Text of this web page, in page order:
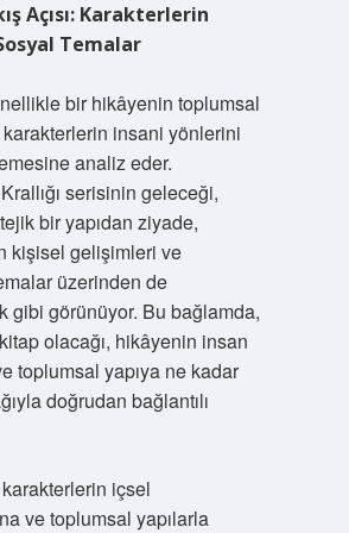
Açısı: Karakterlerin
Temalar
bir hikâyenin toplumsal
insani yönlerini
analiz eder.
serisinin geleceği,
bir yapıdan ziyade,
kişisel gelişimleri ve
üzerinden de
gibi görünüyor. Bu bağlamda,
olacağı, hikâyenin insan
toplumsal yapıya ne kadar
doğrudan bağlantılı
içsel
ve toplumsal yapılarla